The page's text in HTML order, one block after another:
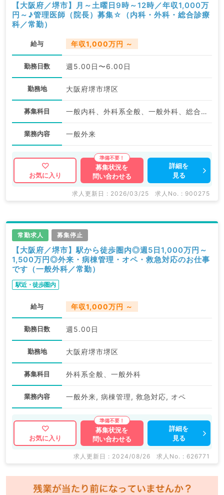
【大阪府／堺市】月～土曜日9時～12時／年収1,000万
円～♪管理医師（院長）募集☆（内科・外科・総合診療
科／常勤）
給与 年収1,000万円 ～
勤務日数 週5.00日〜6.00日
勤務地 大阪府堺市堺区
募集科目 一般内科、外科系全般、一般外科、総合診療科
業務内容 一般外来
お気に入り
募集状況を
問い合わせる
詳細を
見る
求人更新日 : 2026/03/25 求人No. : 900275
常勤求人 募集停止
【大阪府／堺市】駅から徒歩圏内◎週5日1,000万円～
1,500万円◎外来・病棟管理・オペ・救急対応のお仕事
です（一般外科／常勤）
駅近・徒歩圏内
給与 年収1,000万円 ～
勤務日数 週5.00日
勤務地 大阪府堺市堺区
募集科目 外科系全般、一般外科
業務内容 一般外来, 病棟管理, 救急対応, オペ
お気に入り
募集状況を
問い合わせる
詳細を
見る
求人更新日 : 2024/08/26 求人No. : 626771